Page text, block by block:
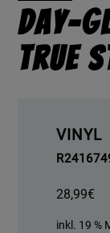
Day-
True
VINYL
28,99€
inkl. 19 %